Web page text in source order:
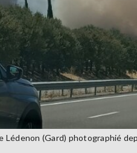
Lédenon (Gard) photographié